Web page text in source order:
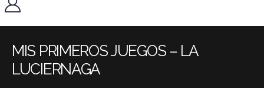
MIS PRIMEROS JUEGOS – LA
LUCIERNAGA